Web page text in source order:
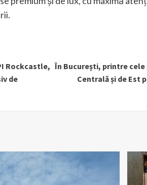
Rockcastle,
de
În București, printre
Centrală și de Est